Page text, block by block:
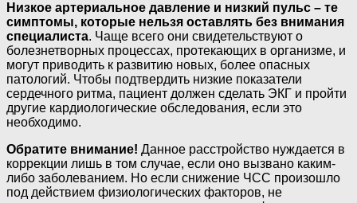
Низкое артериальное давление и низкий пульс – те
симптомы, которые нельзя оставлять без внимания
специалиста. Чаще всего они свидетельствуют о
болезнетворных процессах, протекающих в организме, и
могут приводить к развитию новых, более опасных
патологий. Чтобы подтвердить низкие показатели
сердечного ритма, пациент должен сделать ЭКГ и пройти
другие кардиологические обследования, если это
необходимо.
Обратите внимание! Данное расстройство нуждается в
коррекции лишь в том случае, если оно вызвано каким-
либо заболеванием. Но если снижение ЧСС произошло
под действием физиологических факторов, не